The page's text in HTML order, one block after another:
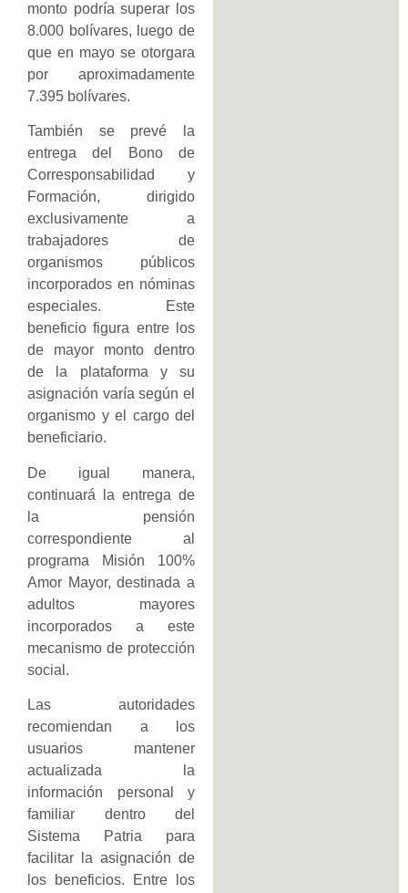
monto podría superar los
8.000 bolívares, luego de
que en mayo se otorgara
por aproximadamente
7.395 bolívares.
También se prevé la
entrega del Bono de
Corresponsabilidad y
Formación, dirigido
exclusivamente a
trabajadores de
organismos públicos
incorporados en nóminas
especiales. Este
beneficio figura entre los
de mayor monto dentro
de la plataforma y su
asignación varía según el
organismo y el cargo del
beneficiario.
De igual manera,
continuará la entrega de
la pensión
correspondiente al
programa Misión 100%
Amor Mayor, destinada a
adultos mayores
incorporados a este
mecanismo de protección
social.
Las autoridades
recomiendan a los
usuarios mantener
actualizada la
información personal y
familiar dentro del
Sistema Patria para
facilitar la asignación de
los beneficios. Entre los